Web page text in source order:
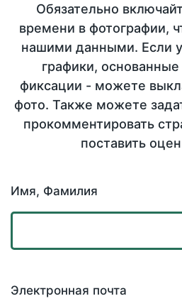
Обязательно
времени в фотографии,
нашими данными. Если у
графики,
фиксации - можете
фото. Также можете
прокомментировать
поставить
Имя, Фамилия
Электронная почта